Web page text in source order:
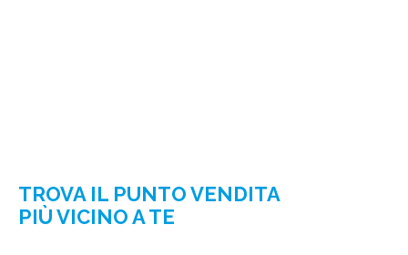
TROVA IL PUNTO VENDITA
PIÙ VICINO A TE